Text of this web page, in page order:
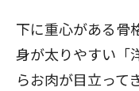
下に重心がある骨
身が太りやすい「
らお肉が目立って